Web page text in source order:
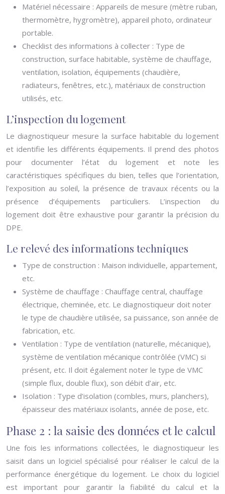
Matériel nécessaire : Appareils de mesure (mètre ruban,
thermomètre, hygromètre), appareil photo, ordinateur
portable.
Checklist des informations à collecter : Type de
construction, surface habitable, système de chauffage,
ventilation, isolation, équipements (chaudière,
radiateurs, fenêtres, etc.), matériaux de construction
utilisés, etc.
L’inspection du logement
Le diagnostiqueur mesure la surface habitable du logement
et identifie les différents équipements. Il prend des photos
pour documenter l’état du logement et note les
caractéristiques spécifiques du bien, telles que l’orientation,
l’exposition au soleil, la présence de travaux récents ou la
présence d’équipements particuliers. L’inspection du
logement doit être exhaustive pour garantir la précision du
DPE.
Le relevé des informations techniques
Type de construction : Maison individuelle, appartement,
etc.
Système de chauffage : Chauffage central, chauffage
électrique, cheminée, etc. Le diagnostiqueur doit noter
le type de chaudière utilisée, sa puissance, son année de
fabrication, etc.
Ventilation : Type de ventilation (naturelle, mécanique),
système de ventilation mécanique contrôlée (VMC) si
présent, etc. Il doit également noter le type de VMC
(simple flux, double flux), son débit d’air, etc.
Isolation : Type d’isolation (combles, murs, planchers),
épaisseur des matériaux isolants, année de pose, etc.
Phase 2 : la saisie des données et le calcul
Une fois les informations collectées, le diagnostiqueur les
saisit dans un logiciel spécialisé pour réaliser le calcul de la
performance énergétique du logement. Le choix du logiciel
est important pour garantir la fiabilité du calcul et la